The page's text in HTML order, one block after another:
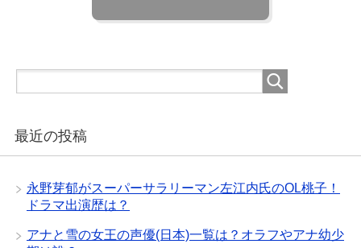
最近の投稿
永野芽郁がスーパーサラリーマン左江内氏のOL桃子！
ドラマ出演歴は？
アナと雪の女王の声優(日本)一覧は？オラフやアナ幼少